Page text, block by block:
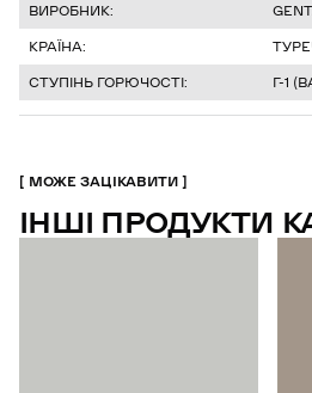
ВИРОБНИК:
КРАЇНА:
СТУПІНЬ ГОРЮЧОСТІ:
Г-1
МОЖЕ ЗАЦІКАВИТИ
ІНШІ ПРОДУКТИ